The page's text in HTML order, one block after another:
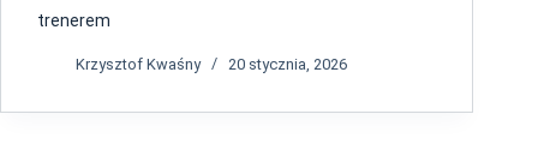
trenerem
Krzysztof Kwaśny 20 stycznia, 2026